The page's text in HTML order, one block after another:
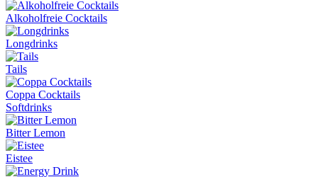
Alkoholfreie Cocktails
Longdrinks
Tails
Coppa Cocktails
Softdrinks
Bitter Lemon
Eistee